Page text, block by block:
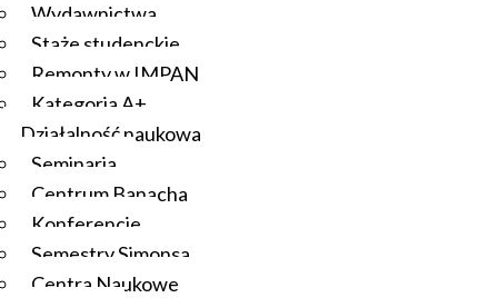
Wydawnictwa
Staże studenckie
Remonty w IMPAN
Kategoria A+
Działalność naukowa
Seminaria
Centrum Banacha
Konferencje
Semestry Simonsa
Centra Naukowe